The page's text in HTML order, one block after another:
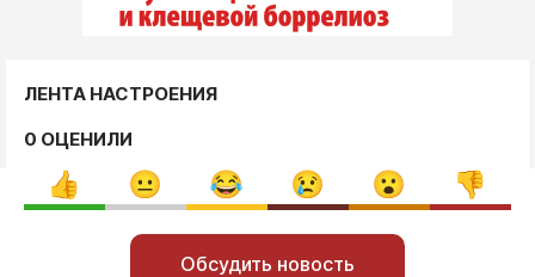
ЛЕНТА НАСТРОЕНИЯ
0 ОЦЕНИЛИ
Обсудить новость